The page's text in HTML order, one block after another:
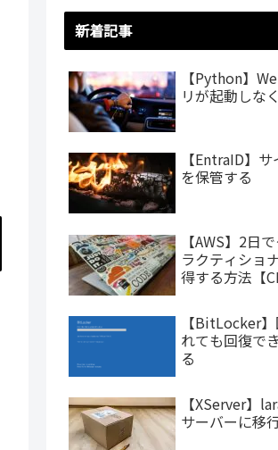
新着記事
【Python】
リが起動しな
【EntraID】
を保管する
【AWS】2日
ラクティショ
得する方法【
【BitLocker
れても回復で
る
【XServer】
サーバーに移